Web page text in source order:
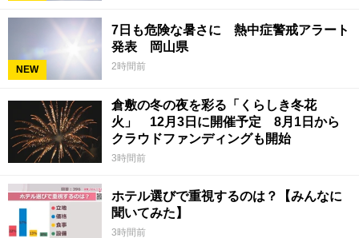
NEW
7日も危険な暑さに 熱中症警戒アラート
発表 岡山県
2時間前
倉敷の冬の夜を彩る「くらしき冬花
火」 12月3日に開催予定 8月1日から
クラウドファンディングも開始
3時間前
ホテル選びで重視するのは？【みんなに
聞いてみた】
3時間前